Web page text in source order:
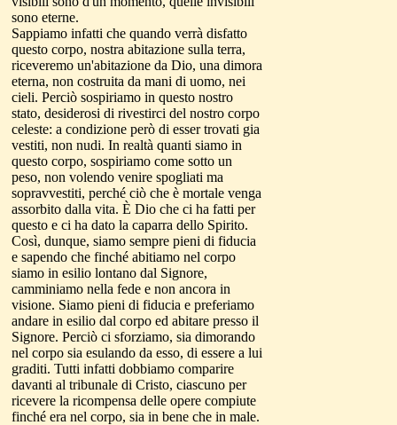
sono eterne.
Sappiamo infatti che quando verrà disfatto
questo corpo, nostra abitazione sulla terra,
riceveremo un'abitazione da Dio, una dimora
eterna, non costruita da mani di uomo, nei
cieli. Perciò sospiriamo in questo nostro
stato, desiderosi di rivestirci del nostro corpo
celeste: a condizione però di esser trovati gia
vestiti, non nudi. In realtà quanti siamo in
questo corpo, sospiriamo come sotto un
peso, non volendo venire spogliati ma
sopravvestiti, perché ciò che è mortale venga
assorbito dalla vita. È Dio che ci ha fatti per
questo e ci ha dato la caparra dello Spirito.
Così, dunque, siamo sempre pieni di fiducia
e sapendo che finché abitiamo nel corpo
siamo in esilio lontano dal Signore,
camminiamo nella fede e non ancora in
visione. Siamo pieni di fiducia e preferiamo
andare in esilio dal corpo ed abitare presso il
Signore. Perciò ci sforziamo, sia dimorando
nel corpo sia esulando da esso, di essere a lui
graditi. Tutti infatti dobbiamo comparire
davanti al tribunale di Cristo, ciascuno per
ricevere la ricompensa delle opere compiute
finché era nel corpo, sia in bene che in male.